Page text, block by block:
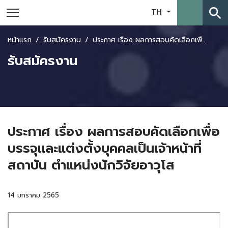
TH search
หน้าแรก รับสมัครงาน ประกาศ เรื่อง ผลการสอบคัดเลือกเพื่อบรรจุและแต่งตั้งบุคคลเป็นเจ้าหน้าที่สถาบัน ตำแหน่งนักวิจัยอาวุโส
รับสมัครงาน
ประกาศ เรื่อง ผลการสอบคัดเลือกเพื่อ
บรรจุและแต่งตั้งบุคคลเป็นเจ้าหน้าที่
สถาบัน ตำแหน่งนักวิจัยอาวุโส
14 มกราคม 2565